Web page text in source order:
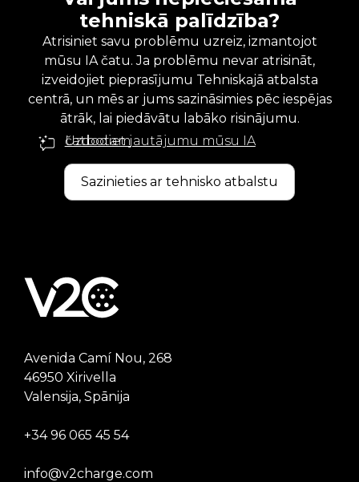
tehniskā palīdzība?
Atrisiniet savu problēmu uzreiz, izmantojot
mūsu IA čatu. Ja problēmu nevar atrisināt,
izveidojiet pieprasījumu Tehniskajā atbalsta
centrā, un mēs ar jums sazināsimies pēc iespējas
ātrāk, lai piedāvātu labāko risinājumu.
Uzdodiet jautājumu mūsu IA čatbotam
Sazinieties ar tehnisko atbalstu
Avenida Camí Nou, 268
46950 Xirivella
Valensija, Spānija
+34 96 065 45 54
info@v2charge.com